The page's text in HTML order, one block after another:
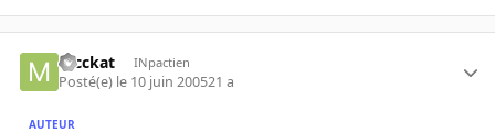
mcckat INpactien
Posté(e) le 10 juin 200521 a
AUTEUR